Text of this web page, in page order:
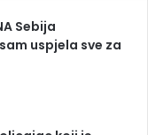
Sebija
uspjela sve za